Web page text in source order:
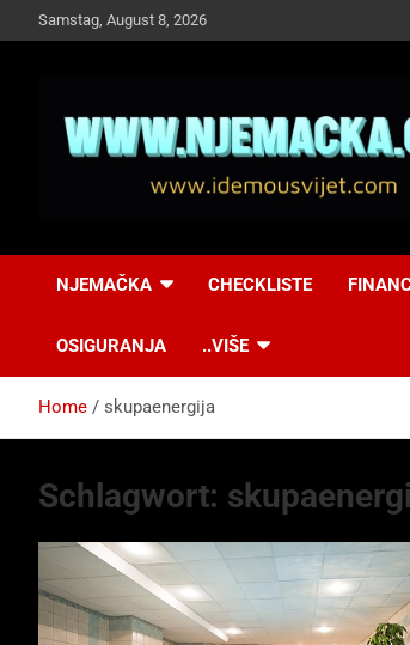
to
Samstag, August 8, 2026
Idemo u Svijet-
NJEMAČKA CHECKLISTE
OSIGURANJA ..VIŠE
Home skupaenergija
Schlagwort: